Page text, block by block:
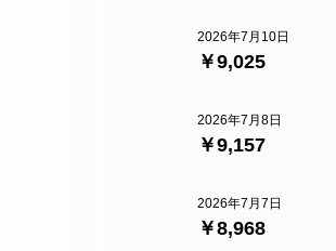
￥9,025
2026年7月10日
￥9,157
2026年7月8日
￥8,968
2026年7月7日